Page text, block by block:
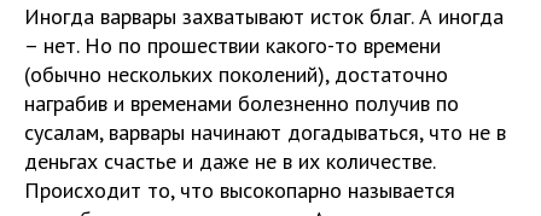
Иногда варвары захватывают исток благ. А иногда
– нет. Но по прошествии какого-то времени
(обычно нескольких поколений), достаточно
награбив и временами болезненно получив по
сусалам, варвары начинают догадываться, что не в
деньгах счастье и даже не в их количестве.
Происходит то, что высокопарно называется